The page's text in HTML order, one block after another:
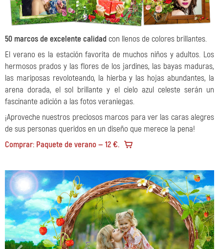
50 marcos de excelente calidad con llenos de colores brillantes.
El verano es la estación favorita de muchos niños y adultos. Los
hermosos prados y las flores de los jardines, las bayas maduras,
las mariposas revoloteando, la hierba y las hojas abundantes, la
arena dorada, el sol brillante y el cielo azul celeste serán un
fascinante adición a las fotos veraniegas.
¡Aproveche nuestros preciosos marcos para ver las caras alegres
de sus personas queridos en un diseño que merece la pena!
Comprar: Paquete de verano — 12 €.